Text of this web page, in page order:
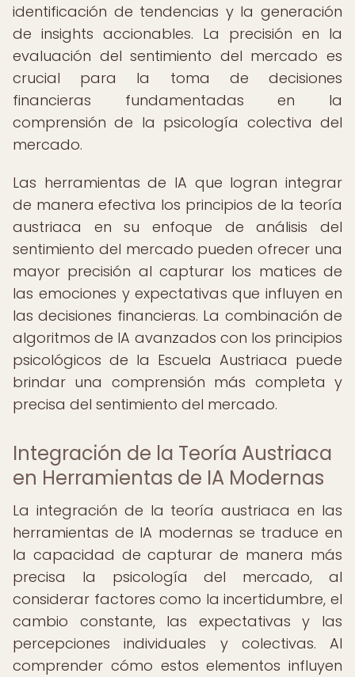
identificación de tendencias y la generación
de insights accionables. La precisión en la
evaluación del sentimiento del mercado es
crucial para la toma de decisiones
financieras fundamentadas en la
comprensión de la psicología colectiva del
mercado.
Las herramientas de IA que logran integrar
de manera efectiva los principios de la teoría
austriaca en su enfoque de análisis del
sentimiento del mercado pueden ofrecer una
mayor precisión al capturar los matices de
las emociones y expectativas que influyen en
las decisiones financieras. La combinación de
algoritmos de IA avanzados con los principios
psicológicos de la Escuela Austriaca puede
brindar una comprensión más completa y
precisa del sentimiento del mercado.
Integración de la Teoría Austriaca
en Herramientas de IA Modernas
La integración de la teoría austriaca en las
herramientas de IA modernas se traduce en
la capacidad de capturar de manera más
precisa la psicología del mercado, al
considerar factores como la incertidumbre, el
cambio constante, las expectativas y las
percepciones individuales y colectivas. Al
comprender cómo estos elementos influyen